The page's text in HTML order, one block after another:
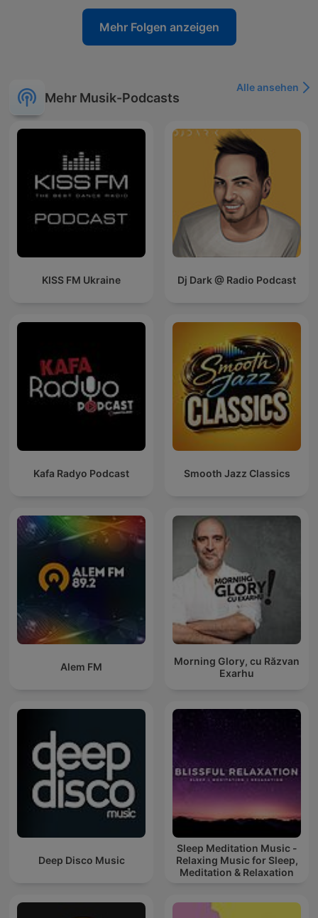
Mehr Folgen anzeigen
Mehr Musik-Podcasts
Alle ansehen
KISS FM Ukraine Dj Dark @ Radio Podcast
Kafa Radyo Podcast Smooth Jazz Classics
Alem FM
Morning Glory, cu Răzvan
Exarhu
Deep Disco Music
Sleep Meditation Music -
Relaxing Music for Sleep,
Meditation & Relaxation